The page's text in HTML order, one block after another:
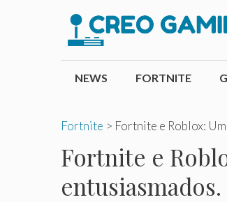
conteúdo
NEWS FORTNITE
Fortnite > Fortnite e Roblox:
Fortnite e
entusiasmados.